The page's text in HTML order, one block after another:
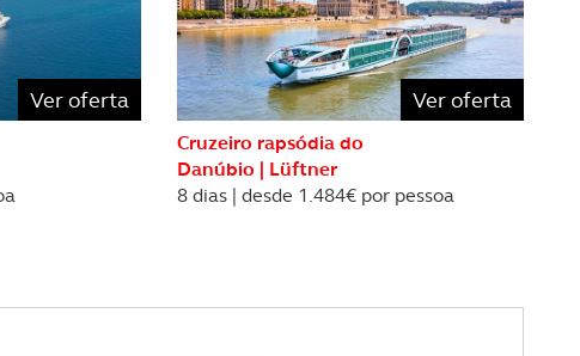
Ver oferta Ver oferta
Cruzeiro rapsódia do
Danúbio | Lüftner
8 dias | desde 1.484€ por pessoa